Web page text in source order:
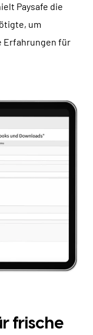
Paysafe die
um
Erfahrungen für
frische